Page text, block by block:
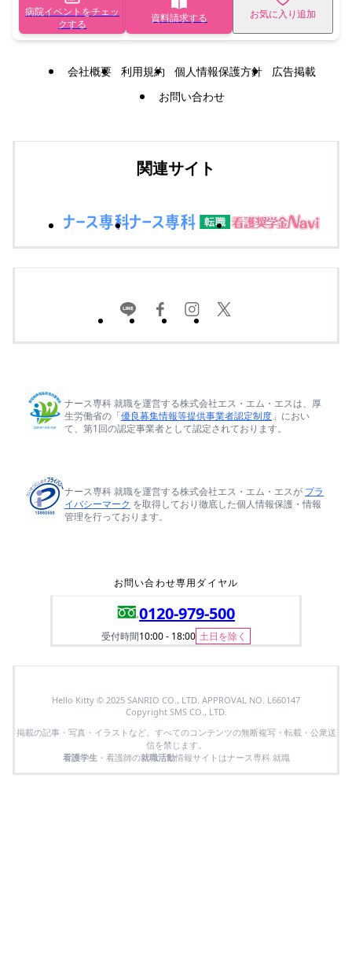
病院イベントをチェッ
クする
資料請求する お気に入り追加
会社概要 利用規約 個人情報保護方針
広告掲載
お問い合わせ
関連サイト
ナース専科 就職を運営する株式会社エス・エム・エスは、厚
生労働省の「優良募集情報等提供事業者認定制度 」におい
て、第1回の認定事業者として認定されております。
ナース専科 就職を運営する株式会社エス・エム・エスが プラ
イバシーマーク を取得しており徹底した個人情報保護・情報
管理を行っております。
お問い合わせ専用ダイヤル
0120-979-500
受付時間10:00 - 18:00 土日を除く
Hello Kitty © 2025 SANRIO CO., LTD. APPROVAL NO. L660147
Copyright SMS CO., LTD.
掲載の記事・写真・イラストなど、すべてのコンテンツの無断複写・転載・公衆送
信を禁じます。
看護学生・看護師の就職活動情報サイトはナース専科 就職